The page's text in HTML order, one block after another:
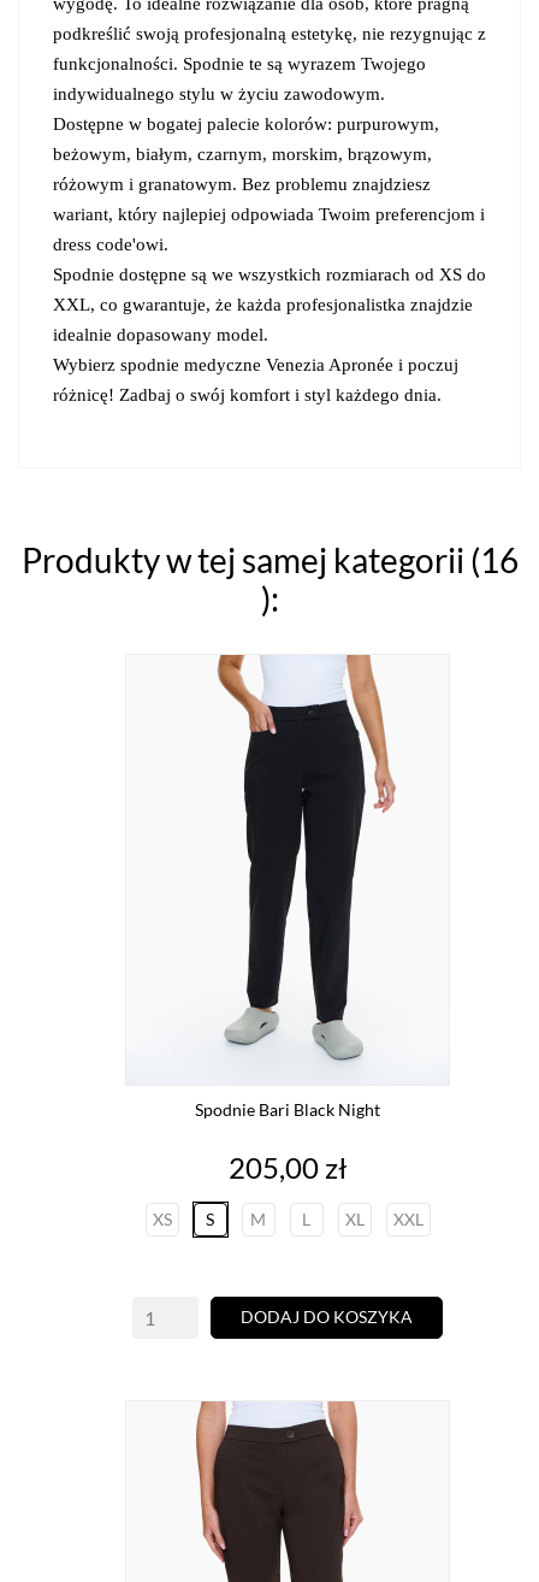
podkreślić swoją profesjonalną estetykę, nie rezygnując z
funkcjonalności. Spodnie te są wyrazem Twojego
indywidualnego stylu w życiu zawodowym.
Dostępne w bogatej palecie kolorów: purpurowym,
beżowym, białym, czarnym, morskim, brązowym,
różowym i granatowym. Bez problemu znajdziesz
wariant, który najlepiej odpowiada Twoim preferencjom i
dress code'owi.
Spodnie dostępne są we wszystkich rozmiarach od XS do
XXL, co gwarantuje, że każda profesjonalistka znajdzie
idealnie dopasowany model.
Wybierz spodnie medyczne Venezia Apronée i poczuj
różnicę! Zadbaj o swój komfort i styl każdego dnia.
Produkty w tej samej kategorii (16
):
Spodnie Bari Black Night
Cena
205,00 zł
XS S M L XL XXL
DODAJ DO KOSZYKA